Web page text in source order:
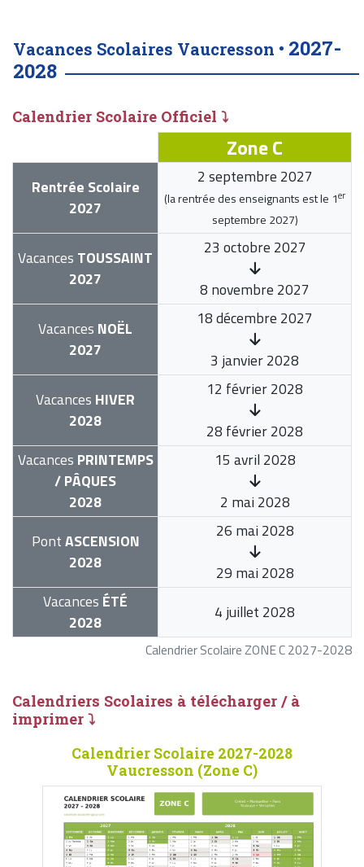
Vacances Scolaires Vaucresson • 2027-
2028
Calendrier Scolaire Officiel ⤵
Calendrier Scolaire ZONE C 2027-2028
Zone C
Rentrée Scolaire
2027
2 septembre 2027
(la rentrée des enseignants est le 1er
septembre 2027)
Vacances TOUSSAINT
2027
23 octobre 2027
8 novembre 2027
Vacances NOËL
2027
18 décembre 2027
3 janvier 2028
Vacances HIVER
2028
12 février 2028
28 février 2028
Vacances PRINTEMPS
/ PÂQUES
2028
15 avril 2028
2 mai 2028
PontASCENSION
2028
26 mai 2028
29 mai 2028
Vacances ÉTÉ
2028
4 juillet 2028
Calendriers Scolaires à télécharger / à
imprimer ⤵
Calendrier Scolaire 2027-2028
Vaucresson (Zone C)